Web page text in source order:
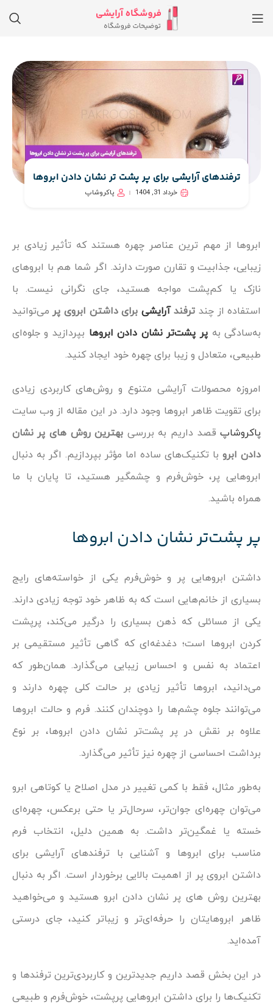
ترفندهای آرایشی برای پر پشت‌ تر نشان دادن ابروها
خرداد 31, 1404 پاکروشاپ
ابروها از مهم‌ ترین عناصر چهره هستند که تأثیر زیادی بر
زیبایی، جذابیت و تقارن صورت دارند. اگر شما هم با ابروهای
نازک یا کم‌پشت مواجه هستید، جای نگرانی نیست. با
استفاده از چند ترفندآرایشی برای داشتن ابروی پر می‌توانید
به‌سادگی به پر پشت‌تر نشان دادن ابروها بپردازید و جلوه‌ای
طبیعی، متعادل و زیبا برای چهره خود ایجاد کنید.
امروزه محصولات آرایشی متنوع و روش‌های کاربردی زیادی
برای تقویت ظاهر ابروها وجود دارد. در این مقاله از وب سایت
پاکروشاپقصد داریم به بررسی بهترین روش های پر نشان
دادن ابروبا تکنیک‌های ساده اما مؤثر بپردازیم. اگر به دنبال
ابروهایی پر، خوش‌فرم و چشمگیر هستید، تا پایان با ما
همراه باشید.
پر پشت‌تر نشان دادن ابروها
داشتن ابروهایی پر و خوش‌فرم یکی از خواسته‌های رایج
بسیاری از خانم‌هایی است که به ظاهر خود توجه زیادی دارند.
یکی از مسائلی که ذهن بسیاری را درگیر می‌کند، پرپشت
کردن ابروها است؛ دغدغه‌ای که گاهی تأثیر مستقیمی بر
اعتماد به نفس و احساس زیبایی می‌گذارد. همان‌طور که
می‌دانید، ابروها تأثیر زیادی بر حالت کلی چهره دارند و
می‌توانند جلوه چشم‌ها را دوچندان کنند. فرم و حالت ابروها
علاوه بر نقش در پر پشت‌تر نشان دادن ابروها، بر نوع
برداشت احساسی از چهره نیز تأثیر می‌گذارد.
به‌طور مثال، فقط با کمی تغییر در مدل اصلاح یا کوتاهی ابرو
می‌توان چهره‌ای جوان‌تر، سرحال‌تر یا حتی برعکس، چهره‌ای
خسته یا غمگین‌تر داشت. به همین دلیل، انتخاب فرم
مناسب برای ابروها و آشنایی با ترفندهای آرایشی برای
داشتن ابروی پر از اهمیت بالایی برخوردار است. اگر به دنبال
بهترین روش های پر نشان دادن ابرو هستید و می‌خواهید
ظاهر ابروهایتان را حرفه‌ای‌تر و زیباتر کنید، جای درستی
آمده‌اید.
در این بخش قصد داریم جدیدترین و کاربردی‌ترین ترفندها و
تکنیک‌ها را برای داشتن ابروهایی پرپشت، خوش‌فرم و طبیعی